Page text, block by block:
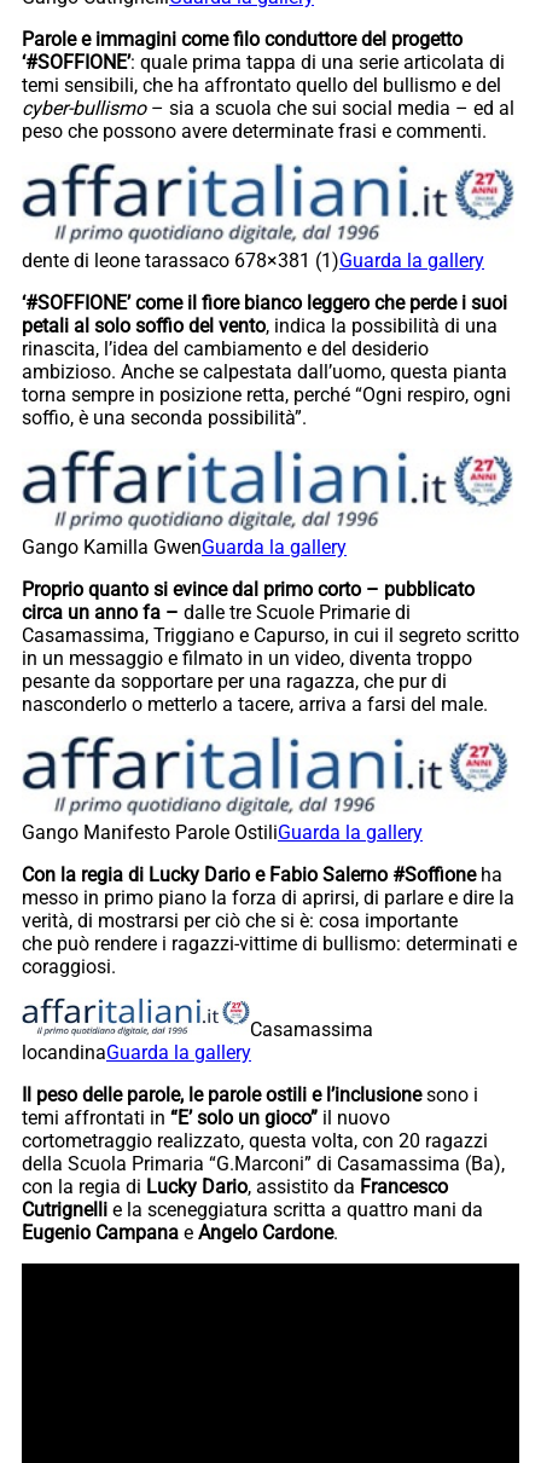
Parole e immagini come filo conduttore del progetto
‘#SOFFIONE’: quale prima tappa di una serie articolata di
temi sensibili, che ha affrontato quello del bullismo e del
cyber-bullismo– sia a scuola che sui social media – ed al
peso che possono avere determinate frasi e commenti.
dente di leone tarassaco 678×381 (1)Guarda la gallery
‘#SOFFIONE’ come il fiore bianco leggero che perde i suoi
petali al solo soffio del vento, indica la possibilità di una
rinascita, l’idea del cambiamento e del desiderio
ambizioso. Anche se calpestata dall’uomo, questa pianta
torna sempre in posizione retta, perché “Ogni respiro, ogni
soffio, è una seconda possibilità”.
Gango Kamilla GwenGuarda la gallery
Proprio quanto si evince dal primo corto – pubblicato
circa un anno fa – dalle tre Scuole Primarie di
Casamassima, Triggiano e Capurso, in cui il segreto scritto
in un messaggio e filmato in un video, diventa troppo
pesante da sopportare per una ragazza, che pur di
nasconderlo o metterlo a tacere, arriva a farsi del male.
Gango Manifesto Parole OstiliGuarda la gallery
Con la regia di Lucky Dario e Fabio Salerno #Soffione ha
messo in primo piano la forza di aprirsi, di parlare e dire la
verità, di mostrarsi per ciò che si è: cosa importante
che può rendere i ragazzi-vittime di bullismo: determinati e
coraggiosi.
Casamassima
locandinaGuarda la gallery
Il peso delle parole, le parole ostili e l’inclusionesono i
temi affrontati in “E’ solo un gioco” il nuovo
cortometraggio realizzato, questa volta, con 20 ragazzi
della Scuola Primaria “G.Marconi” di Casamassima (Ba),
con la regia di Lucky Dario, assistito da Francesco
Cutrignelli e la sceneggiatura scritta a quattro mani da
Eugenio Campana e Angelo Cardone.